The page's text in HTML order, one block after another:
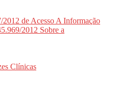
de Acesso A Informação
2012 Sobre a
Clínicas